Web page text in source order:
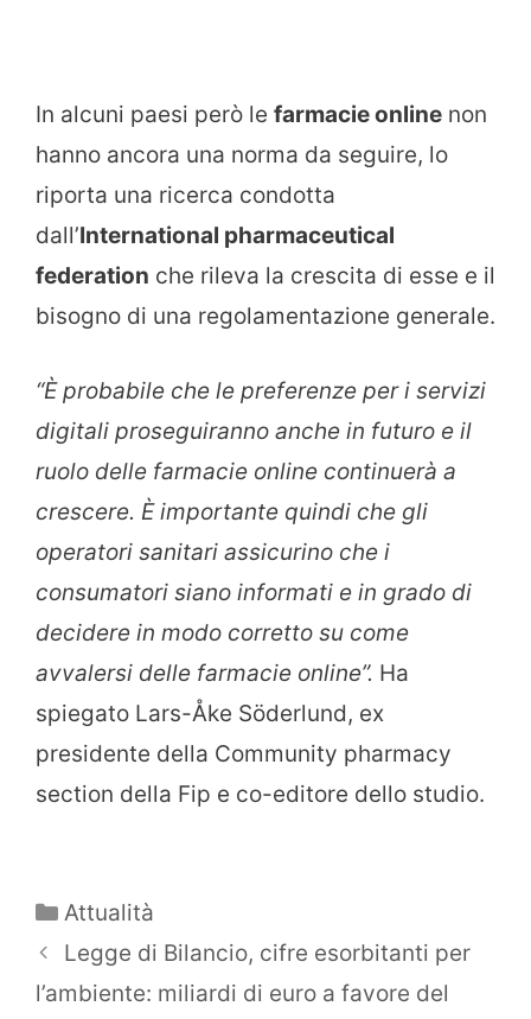
In alcuni paesi però le farmacie online non
hanno ancora una norma da seguire, lo
riporta una ricerca condotta
dall’International pharmaceutical
federation che rileva la crescita di esse e il
bisogno di una regolamentazione generale.
“È probabile che le preferenze per i servizi
digitali proseguiranno anche in futuro e il
ruolo delle farmacie online continuerà a
crescere. È importante quindi che gli
operatori sanitari assicurino che i
consumatori siano informati e in grado di
decidere in modo corretto su come
avvalersi delle farmacie online”. Ha
spiegato Lars-Åke Söderlund, ex
presidente della Community pharmacy
section della Fip e co-editore dello studio.
Categorie
Attualità
Legge di Bilancio, cifre esorbitanti per
l’ambiente: miliardi di euro a favore del